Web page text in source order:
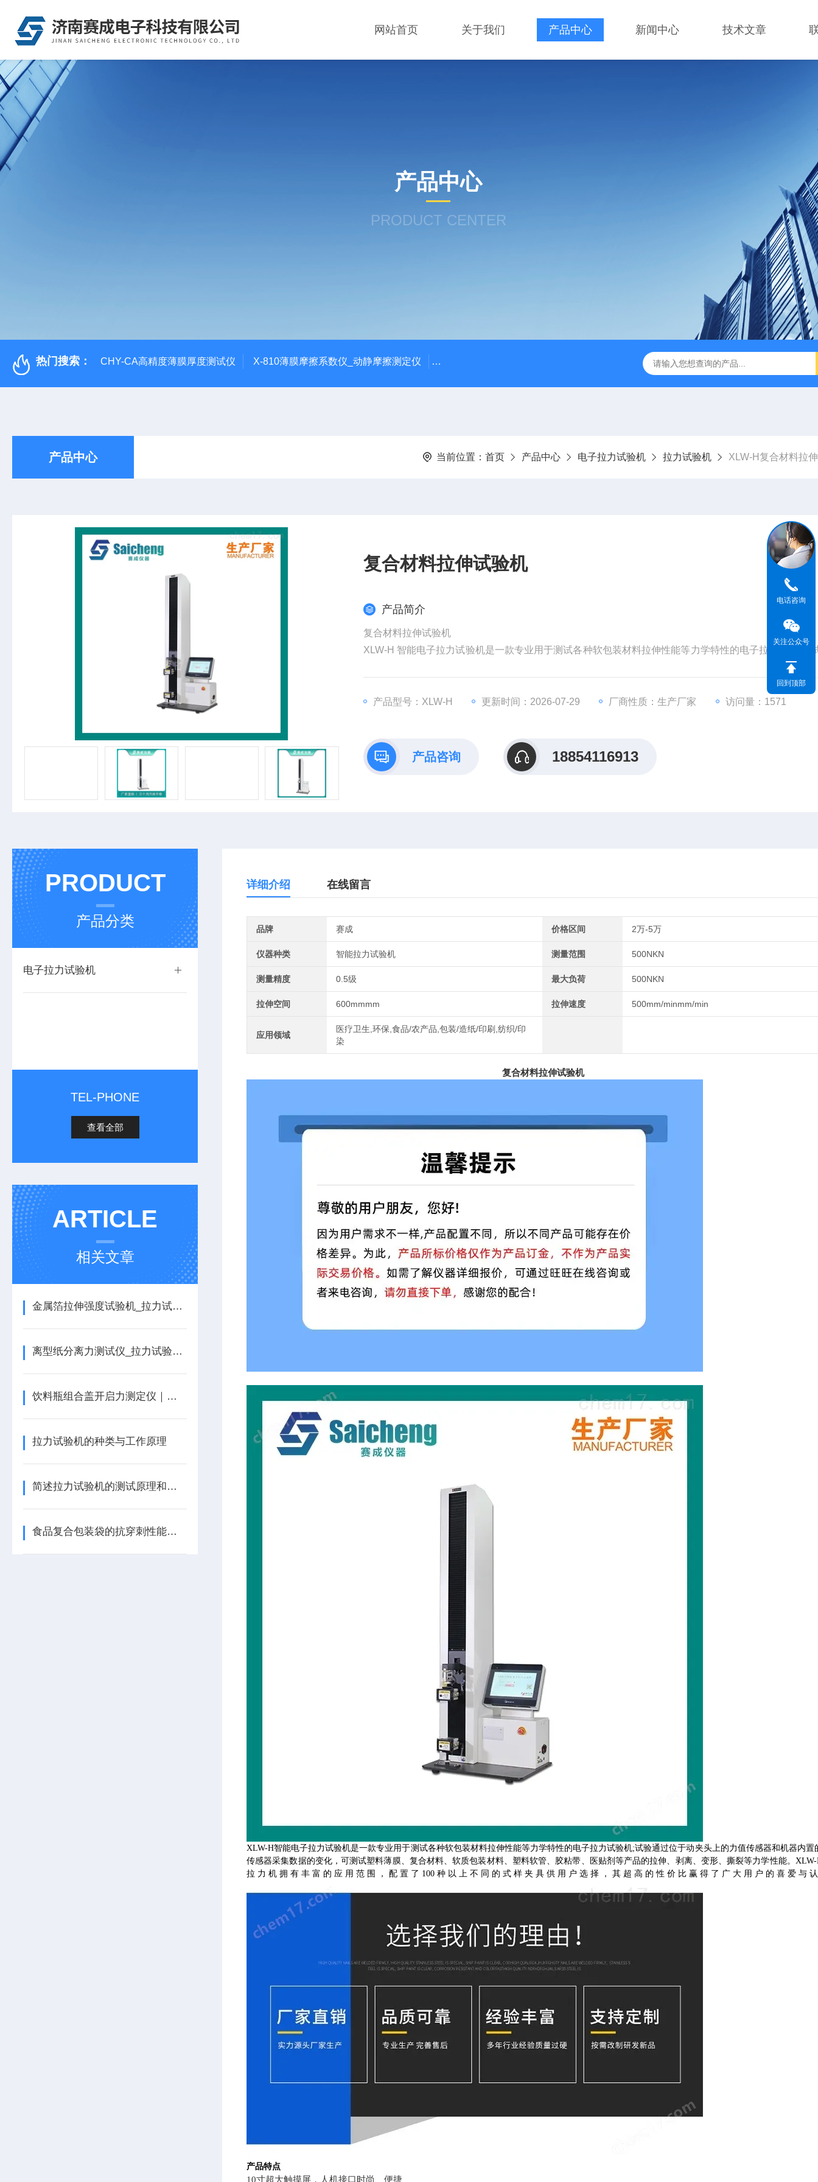
网站首页 关于我们 产品中心 新闻中心 技术文章
产品中心
PRODUCT CENTER
热门搜索： CHY-CA高精度薄膜厚度测试仪 X-810薄膜摩擦系数仪_动静摩擦测定仪 SCK-H玻璃瓶耐热冲击检测仪 赛成仪器 密封测漏仪 密封检测设备
产品中心 当前位置： 首页 产品中心 电子拉力试验机 拉力试验机 XLW-H复合材料拉
复合材料拉伸试验机
产品简介
复合材料拉伸试验机
XLW-H 智能电子拉力试验机是一款专业用于测试各种软包装材料拉伸性能等力学特性的电子拉力试验机;
过位于动夹头上的力值传感器和机器内置的位移传感器采集数据的变化，可测试塑料薄膜、复合材料、
产品型号：XLW-H
更新时间：2026-07-29 厂商性质：生产厂家 访问量：1571
产品咨询 18854116913
PRODUCT
产品分类
电子拉力试验机
TEL-PHONE
查看全部
ARTICLE
相关文章
金属箔拉伸强度试验机_拉力试验机的详细介绍
离型纸分离力测试仪_拉力试验机的详细介绍
饮料瓶组合盖开启力测定仪｜拉力试验机
拉力试验机的种类与工作原理
简述拉力试验机的测试原理和测试方法
食品复合包装袋的抗穿刺性能检测方法与仪器
详细介绍 在线留言
品牌 赛成 价格区间 2万-5万
仪器种类 智能拉力试验机 测量范围 500NKN
测量精度 0.5级 最大负荷 500NKN
拉伸空间 600mmmm 拉伸速度 500mm/minmm/min
应用领域
医疗卫生,环保,食品/农产品,包装/造纸/印刷,纺织/印
染
复合材料拉伸试验机
XLW-H智能电子拉力试验机是一款专业用于测试各种软包装材料拉伸性能等力学特性的电子拉力试验机;试验通过位于动夹头上的力值传感器和机器内置
传感器采集数据的变化，可测试塑料薄膜、复合材料、软质包装材料、塑料软管、胶粘带、医贴剂等产品的拉伸、剥离、变形、撕裂等力学性能。
拉力机拥有丰富的应用范围，配置了100种以上不同的式样夹具供用户选择，其超高的性价比赢得了广大用户的喜爱与
产品特点
10寸超大触摸屏，人机接口时尚、便捷
电话咨询
关注公众号
回到顶部